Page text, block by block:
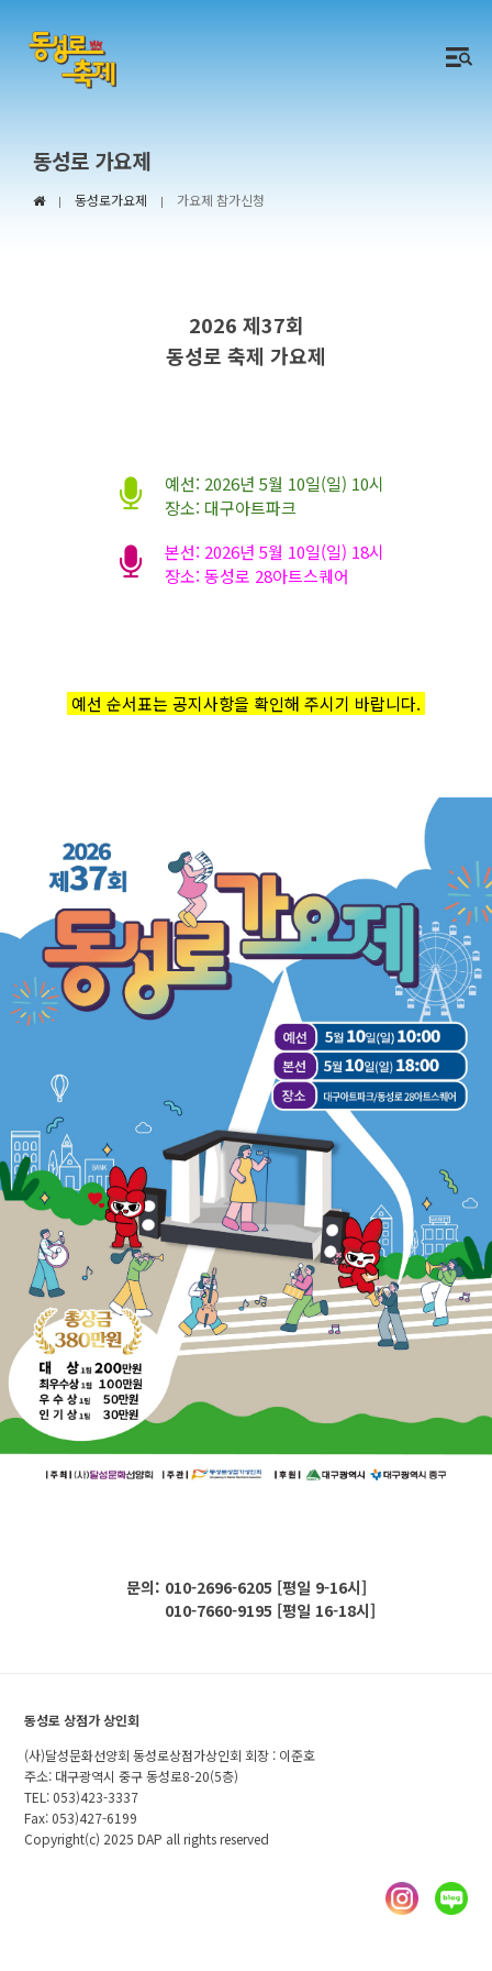
동성로 가요제
| 동성로가요제 | 가요제 참가신청
2026 제37회
동성로 축제 가요제
예선: 2026년 5월 10일(일) 10시
장소: 대구아트파크
본선: 2026년 5월 10일(일) 18시
장소: 동성로 28아트스퀘어
예선 순서표는 공지사항을 확인해 주시기 바랍니다.
문의: 010-2696-6205 [평일 9-16시]
010-7660-9195 [평일 16-18시]
동성로 상점가 상인회
(사)달성문화선양회 동성로상점가상인회 회장 : 이준호
주소: 대구광역시 중구 동성로8-20(5층)
TEL: 053)423-3337
Fax: 053)427-6199
Copyright(c) 2025 DAP all rights reserved